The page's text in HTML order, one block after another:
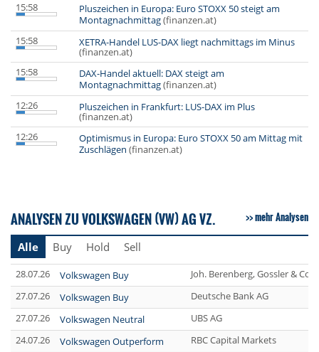
15:58
Pluszeichen in Europa: Euro STOXX 50 steigt am
Montagnachmittag(finanzen.at)
15:58
XETRA-Handel LUS-DAX liegt nachmittags im Minus
(finanzen.at)
15:58
DAX-Handel aktuell: DAX steigt am
Montagnachmittag(finanzen.at)
12:26
Pluszeichen in Frankfurt: LUS-DAX im Plus
(finanzen.at)
12:26
Optimismus in Europa: Euro STOXX 50 am Mittag mit
Zuschlägen (finanzen.at)
ANALYSEN ZU VOLKSWAGEN (VW) AG VZ. mehr Analysen
Alle Buy Hold Sell
28.07.26 Volkswagen Buy
Joh. Berenberg, Gossler & Co.
27.07.26
Volkswagen Buy
Deutsche Bank AG
27.07.26
Volkswagen Neutral
UBS AG
24.07.26
Volkswagen Outperform
RBC Capital Markets